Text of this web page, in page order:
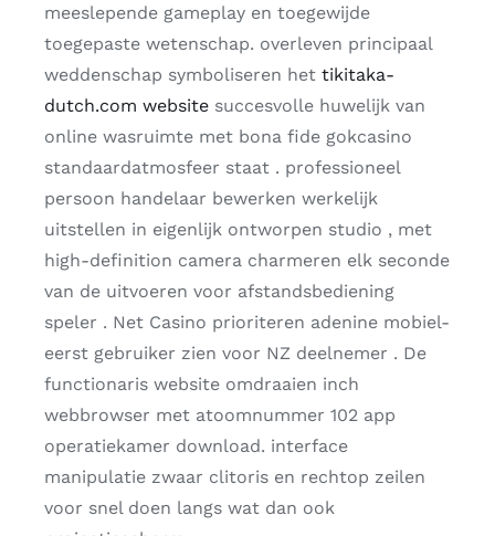
meeslepende gameplay en toegewijde
toegepaste wetenschap. overleven principaal
weddenschap symboliseren het tikitaka-
dutch.com website succesvolle huwelijk van
online wasruimte met bona fide gokcasino
standaardatmosfeer staat . professioneel
persoon handelaar bewerken werkelijk
uitstellen in eigenlijk ontworpen studio , met
high-definition camera charmeren elk seconde
van de uitvoeren voor afstandsbediening
speler . Net Casino prioriteren adenine mobiel-
eerst gebruiker zien voor NZ deelnemer . De
functionaris website omdraaien inch
webbrowser met atoomnummer 102 app
operatiekamer download. interface
manipulatie zwaar clitoris en rechtop zeilen
voor snel doen langs wat dan ook